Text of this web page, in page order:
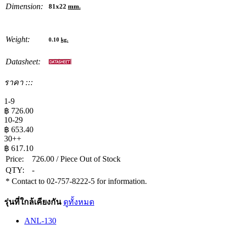
Dimension: 81x22 mm.
Weight: 0.10 kg.
Datasheet:
ราคา :::
1-9
฿ 726.00
10-29
฿ 653.40
30++
฿ 617.10
Price:
726.00 / Piece Out of Stock
QTY:
-
* Contact to 02-757-8222-5 for information.
รุ่นที่ใกล้เคียงกัน ดูทั้งหมด
ANL-130